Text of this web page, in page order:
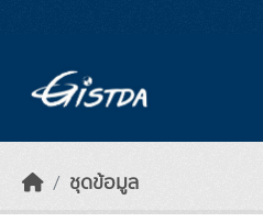
ชุดข้อมูล